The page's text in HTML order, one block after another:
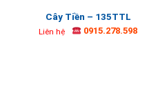
Cây Tiền – 135TTL
Liên hệ 0915.278.598